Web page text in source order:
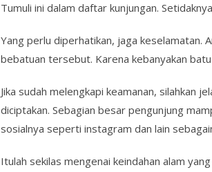
Tumuli ini dalam daftar kunjungan.
Yang perlu diperhatikan, jaga keselamatan.
bebatuan tersebut. Karena kebanyakan
Jika sudah melengkapi keamanan, silahkan
diciptakan. Sebagian besar pengunjung
sosialnya seperti instagram dan lain
Itulah sekilas mengenai keindahan alam